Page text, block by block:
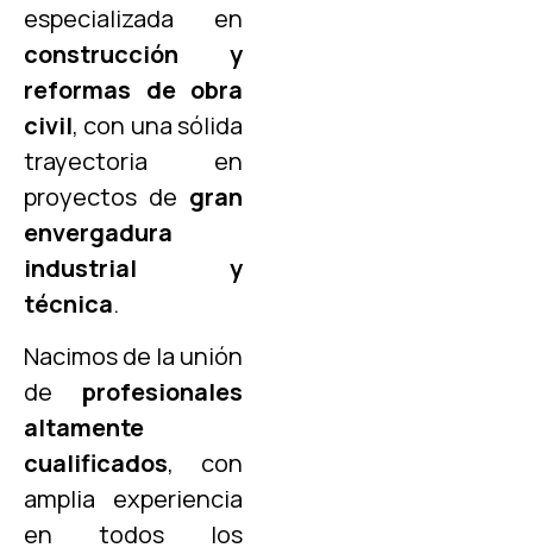
especializada en
construcción y
reformas de obra
civil, con una sólida
trayectoria en
proyectos de gran
envergadura
industrial y
técnica.
Nacimos de la unión
de profesionales
altamente
cualificados, con
amplia experiencia
en todos los